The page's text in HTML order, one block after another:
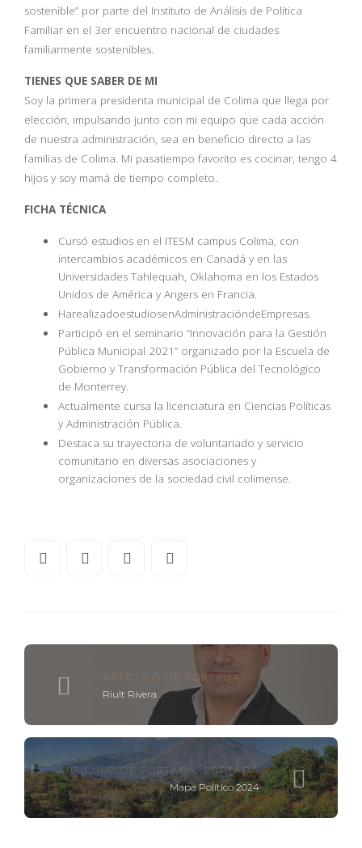
sostenible” por parte del Instituto de Análisis de Política
Familiar en el 3er encuentro nacional de ciudades
familiarmente sostenibles.
TIENES QUE SABER DE MI
Soy la primera presidenta municipal de Colima que llega por
elección, impulsando junto con mi equipo que cada acción
de nuestra administración, sea en beneficio directo a las
familias de Colima. Mi pasatiempo favorito es cocinar, tengo 4
hijos y soy mamá de tiempo completo.
FICHA TÉCNICA
Cursó estudios en el ITESM campus Colima, con
intercambios académicos en Canadá y en las
Universidades Tahlequah, Oklahoma en los Estados
Unidos de América y Angers en Francia.
HarealizadoestudiosenAdministracióndeEmpresas.
Participó en el seminario “Innovación para la Gestión
Pública Municipal 2021” organizado por la Escuela de
Gobierno y Transformación Pública del Tecnológico
de Monterrey.
Actualmente cursa la licenciatura en Ciencias Políticas
y Administración Pública.
Destaca su trayectoria de voluntariado y servicio
comunitario en diversas asociaciones y
organizaciones de la sociedad civil colimense.
ARTÍCULO DE PORTADA
Riult Rivera
ARTÍCULO DE PORTADA ,PORTADA
Mapa Político 2024